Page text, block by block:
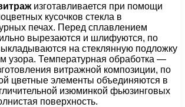
изготавливается при помощи
кусочков стекла в
печах. Перед сплавлением
вырезаются и шлифуются, по
на стеклянную подложку
узора. Температурная обработка —
витражной композиции, по
цветные элементы объединяются в
изюминкой фьюзинговых
поверхность.